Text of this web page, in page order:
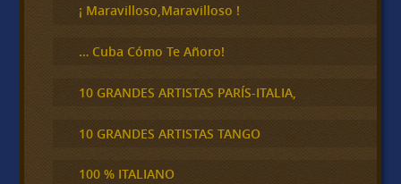
¡ Maravilloso,Maravilloso !
… Cuba Cómo Te Añoro!
10 GRANDES ARTISTAS PARÍS-ITALIA,
10 GRANDES ARTISTAS TANGO
100 % ITALIANO